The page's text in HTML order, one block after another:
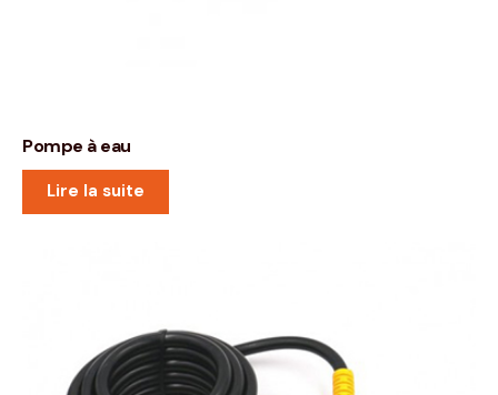
Pompe à eau
Lire la suite